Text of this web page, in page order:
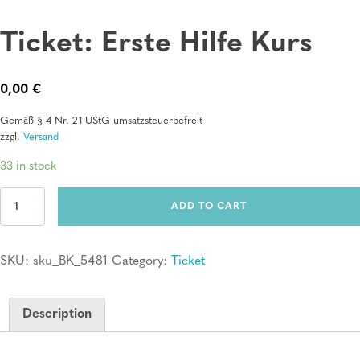
Ticket: Erste Hilfe Kurs
0,00 €
Gemäß § 4 Nr. 21 UStG umsatzsteuerbefreit
zzgl. Versand
33 in stock
Ticket:
quantity
ADD TO CART
SKU: sku_BK_5481 Category: Ticket
Description